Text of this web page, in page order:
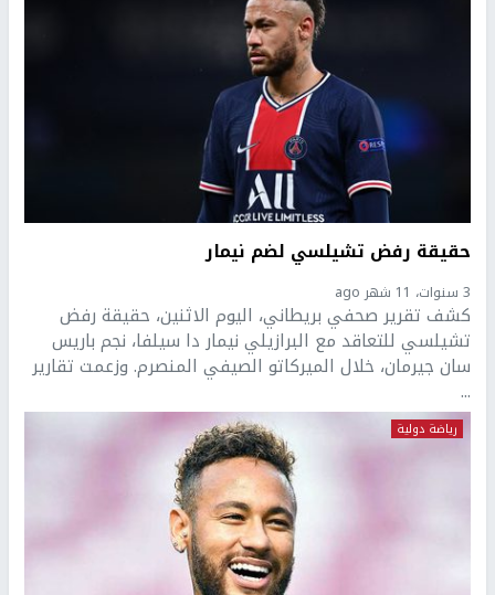
حقيقة رفض تشيلسي لضم نيمار
3 سنوات، 11 شهر ago
كشف تقرير صحفي بريطاني، اليوم الاثنين، حقيقة رفض
تشيلسي للتعاقد مع البرازيلي نيمار دا سيلفا، نجم باريس
سان جيرمان، خلال الميركاتو الصيفي المنصرم. وزعمت تقارير
...
رياضة دولية